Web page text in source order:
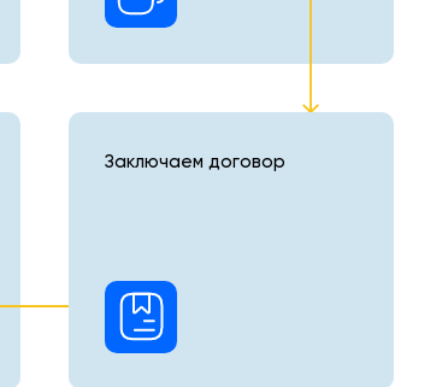
Заключаем договор